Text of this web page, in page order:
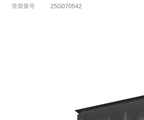
受賞番号
25G070542